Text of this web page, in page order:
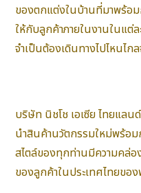
ของตกแต่งในบ้านที่มาพร้อ
ให้กับลูกค้าภายในงานในแต่
จำเป็นต้องเดินทางไปไหนไ
บริษัท นิชโช เอเซีย ไทยแล
นำสินค้านวัตกรรมใหม่พร้อม
สไตล์ของทุกท่านมีความคล่อ
ของลูกค้าในประเทศไทยของ